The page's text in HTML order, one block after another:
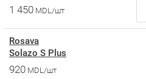
1 450 MDL/шт
Rosava
Solazo S Plus
920 MDL/шт